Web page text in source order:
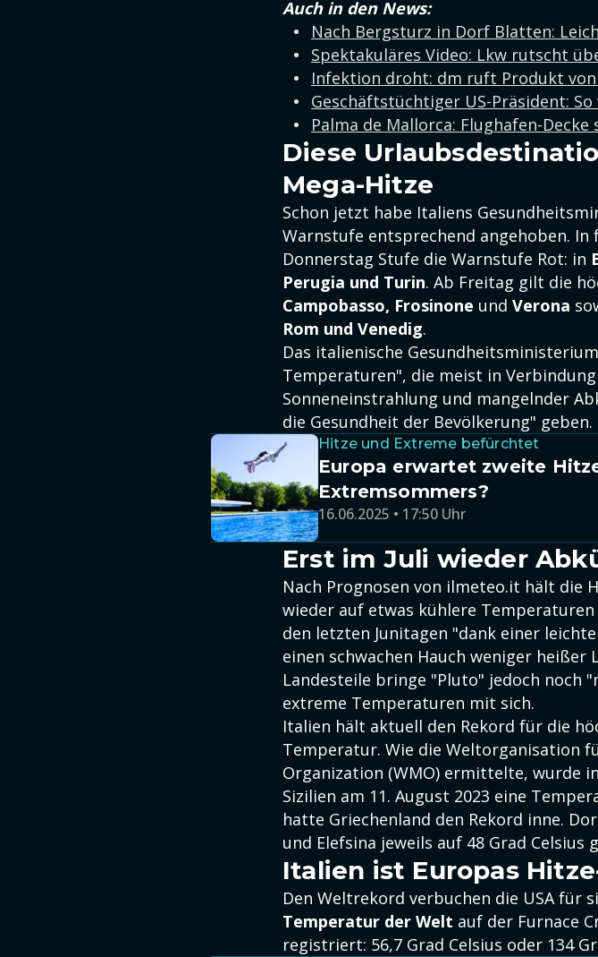
Auch in den News:
Nach Bergsturz in Dorf Blatten:
Spektakuläres Video: Lkw rutscht
Infektion droht: dm ruft Produkt von
Geschäftstüchtiger US-Präsident:
Palma de Mallorca: Flughafen-
Diese
Mega-Hitze
Schon jetzt habe Italiens
Warnstufe entsprechend angehoben.
Donnerstag Stufe die Warnstufe Rot: in
Perugia und Turin. Ab Freitag gilt die
Campobasso, Frosinone und Verona
Rom und Venedig.
Das italienische
Temperaturen", die meist in
Sonneneinstrahlung und mangelnder
die Gesundheit der Bevölkerung" geben.
Hitze und Extreme befürchtet
Europa erwartet zweite
Extremsommers?
16.06.2025 • 17:50 Uhr
Erst im Juli wieder
Nach Prognosen von ilmeteo.it hält die
wieder auf etwas kühlere
den letzten Junitagen "dank einer
einen schwachen Hauch weniger
Landesteile bringe "Pluto" jedoch noch
extreme Temperaturen mit sich.
Italien hält aktuell den Rekord für die
Temperatur. Wie die Weltorganisation
Organization (WMO) ermittelte, wurde
Sizilien am 11. August 2023 eine
hatte Griechenland den Rekord inne.
und Elefsina jeweils auf 48 Grad Celsius
Italien ist Europas
Den Weltrekord verbuchen die USA für
Temperatur der Welt auf der Furnace
registriert: 56,7 Grad Celsius oder 134